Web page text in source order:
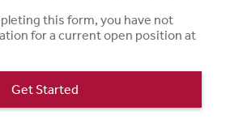
this form, you have not
for a current open position at
Get Started